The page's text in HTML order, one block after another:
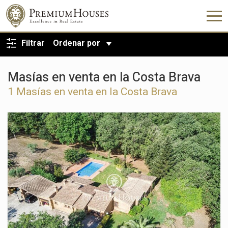
Filtrar Ordenar por
Masías en venta en la Costa Brava
1 Masías en venta en la Costa Brava
VOLVER A LA BÚSQUEDA